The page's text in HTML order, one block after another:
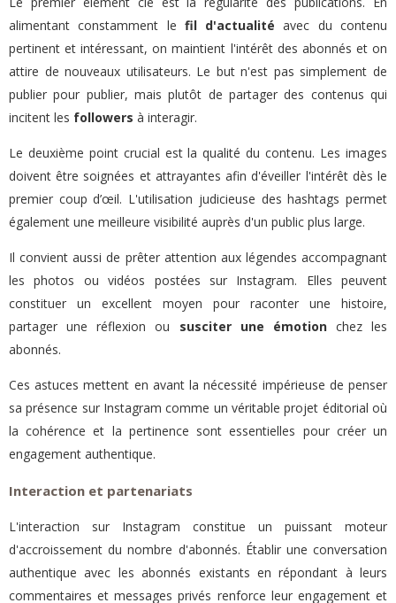
alimentant constamment le fil d'actualitéavec du contenu
pertinent et intéressant, on maintient l'intérêt des abonnés et on
attire de nouveaux utilisateurs. Le but n'est pas simplement de
publier pour publier, mais plutôt de partager des contenus qui
incitent les followers à interagir.
Le deuxième point crucial est la qualité du contenu. Les images
doivent être soignées et attrayantes afin d'éveiller l'intérêt dès le
premier coup d’œil. L'utilisation judicieuse des hashtags permet
également une meilleure visibilité auprès d'un public plus large.
Il convient aussi de prêter attention aux légendes accompagnant
les photos ou vidéos postées sur Instagram. Elles peuvent
constituer un excellent moyen pour raconter une histoire,
partager une réflexion ou susciter une émotionchez les
abonnés.
Ces astuces mettent en avant la nécessité impérieuse de penser
sa présence sur Instagram comme un véritable projet éditorial où
la cohérence et la pertinence sont essentielles pour créer un
engagement authentique.
Interaction et partenariats
L'interaction sur Instagram constitue un puissant moteur
d'accroissement du nombre d'abonnés. Établir une conversation
authentique avec les abonnés existants en répondant à leurs
commentaires et messages privés renforce leur engagement et